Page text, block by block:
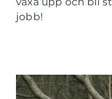
jobb!